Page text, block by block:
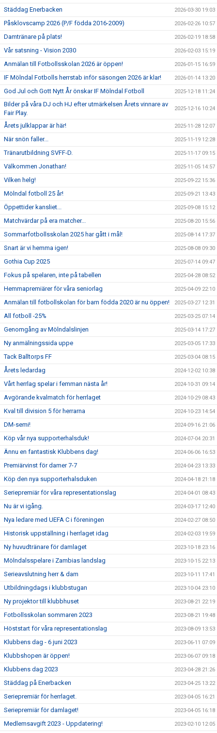
Städdag Enerbacken 2026-03-30 19:03
Påsklovscamp 2026 (P/F födda 2016-2009) 2026-02-26 10:57
Damtränare på plats! 2026-02-19 18:58
Vår satsning - Vision 2030 2026-02-03 15:19
Anmälan till Fotbollsskolan 2026 är öppen! 2026-01-15 16:59
IF Mölndal Fotbolls herrstab inför säsongen 2026 är klar! 2026-01-14 13:20
God Jul och Gott Nytt År önskar IF Mölndal Fotboll 2025-12-18 11:24
Bilder på våra DJ och HJ efter utmärkelsen Årets vinnare av
Fair Play.
2025-12-16 10:24
Årets julklappar är här! 2025-11-28 12:07
När snön faller... 2025-11-19 12:28
Tränarutbildning SVFF-D. 2025-11-17 09:15
Välkommen Jonathan! 2025-11-05 14:57
Vilken helg! 2025-09-22 15:36
Mölndal fotboll 25 år! 2025-09-21 13:43
Öppettider kansliet... 2025-09-08 15:12
Matchvärdar på era matcher... 2025-08-20 15:56
Sommarfotbollsskolan 2025 har gått i mål! 2025-08-14 17:37
Snart är vi hemma igen! 2025-08-08 09:30
Gothia Cup 2025 2025-07-14 09:47
Fokus på spelaren, inte på tabellen 2025-04-28 08:52
Hemmapremiärer för våra seniorlag 2025-04-09 22:10
Anmälan till fotbollskolan för barn födda 2020 är nu öppen! 2025-03-27 12:31
All fotboll -25% 2025-03-25 07:14
Genomgång av Mölndalslinjen 2025-03-14 17:27
Ny anmälningssida uppe 2025-03-05 17:33
Tack Balltorps FF 2025-03-04 08:15
Årets ledardag 2024-12-02 10:38
Vårt herrlag spelar i femman nästa år! 2024-10-31 09:14
Avgörande kvalmatch för herrlaget 2024-10-29 08:43
Kval till division 5 för herrarna 2024-10-23 14:54
DM-semi! 2024-09-16 21:06
Köp vår nya supporterhalsduk! 2024-07-04 20:31
Ännu en fantastisk Klubbens dag! 2024-06-06 16:53
Premiärvinst för damer 7-7 2024-04-23 13:33
Köp den nya supporterhalsduken 2024-04-18 21:18
Seriepremiär för våra representationslag 2024-04-01 08:43
Nu är vi igång. 2024-03-17 12:40
Nya ledare med UEFA C i föreningen 2024-02-27 08:50
Historisk uppställning i herrlaget idag 2024-02-03 19:59
Ny huvudtränare för damlaget 2023-10-18 23:16
Mölndalsspelare i Zambias landslag 2023-10-15 22:13
Serieavslutning herr & dam 2023-10-11 17:41
Utbildningdags i klubbstugan 2023-10-04 23:10
Ny projektor till klubbhuset 2023-08-21 22:19
Fotbollsskolan sommaren 2023 2023-08-21 19:48
Höststart för våra representationslag 2023-08-09 13:53
Klubbens dag - 6 juni 2023 2023-06-11 07:09
Klubbshopen är öppen! 2023-06-07 09:18
Klubbens dag 2023 2023-04-28 21:26
Städdag på Enerbacken 2023-04-25 13:22
Seriepremiär för herrlaget. 2023-04-05 16:21
Seriepremiär för damlaget! 2023-04-05 16:18
Medlemsavgift 2023 - Uppdatering! 2023-02-10 12:05